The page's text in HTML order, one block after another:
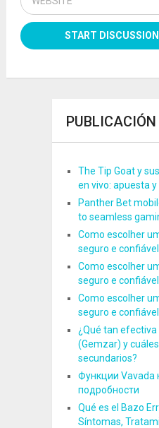
The Tip Goat y
en vivo: apuesta
Panther Bet
to seamless
Como escolher
seguro e confiável
Como escolher
seguro e confiável
Como escolher
seguro e confiável
¿Qué tan
(Gemzar) y
secundarios?
Функции Vavada
подробности
Qué es el Bazo
Síntomas,